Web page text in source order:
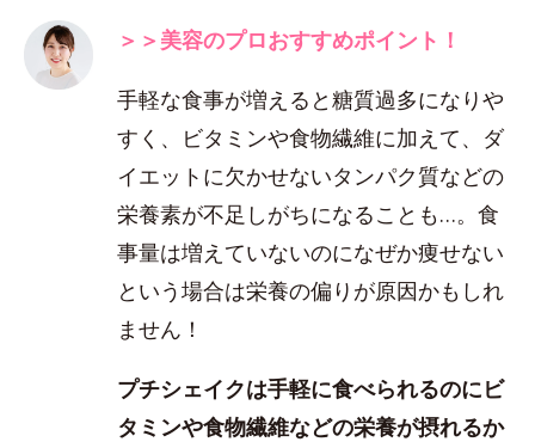
＞＞美容のプロおすすめポイント！
手軽な食事が増えると糖質過多になりや
すく、ビタミンや食物繊維に加えて、ダ
イエットに欠かせないタンパク質などの
栄養素が不足しがちになることも…。食
事量は増えていないのになぜか痩せない
という場合は栄養の偏りが原因かもしれ
ません！
プチシェイクは手軽に食べられるのにビ
タミンや食物繊維などの栄養が摂れるか